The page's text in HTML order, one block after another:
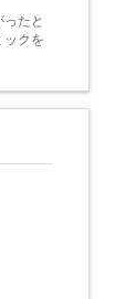
たと
ックを